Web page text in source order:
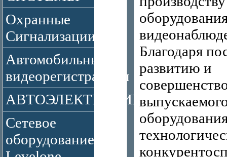
Охранные
Сигнализации
Автомобильные
видеорегистраторы
АВТОЭЛЕКТРОНИКА
Сетевое
оборудование
Благодаря
развитию и